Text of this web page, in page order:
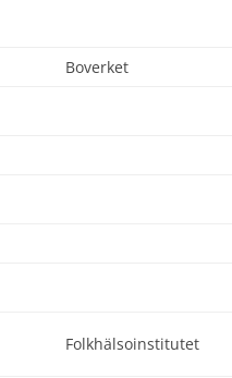
Boverket
Folkhälsoinstitutet